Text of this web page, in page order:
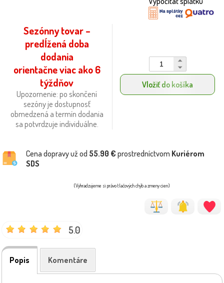
Sezónny tovar –
predĺžená doba
dodania
orientačne viac ako 6
týždňov
Upozornenie: po skončení
sezóny je dostupnosť
obmedzená a termín dodania
sa potvrdzuje individuálne.
Vložiť do košíka
Cena dopravy už od 55.90 € prostredníctvom Kuriérom
SDS
(Vyhradzujeme si právo tlačových chýb a zmeny cien)
5.0
Popis Komentáre